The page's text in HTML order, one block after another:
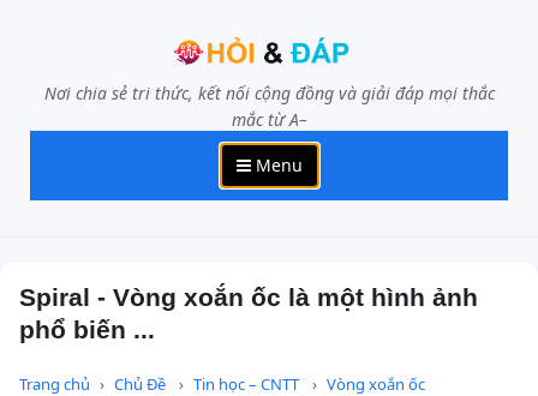
Nơi chia sẻ tri thức, kết nối cộng đồng và giải đáp mọi thắc
mắc từ A–
Menu
Spiral - Vòng xoắn ốc là một hình ảnh
phổ biến ...
Trang chủ Chủ Đề Tin học – CNTT
Vòng xoắn ốc